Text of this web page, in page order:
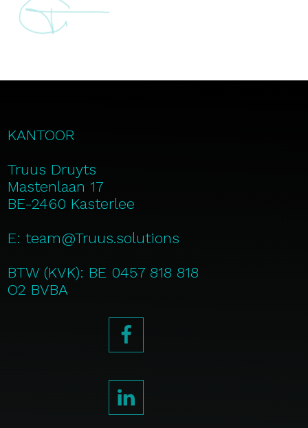
KANTOOR
Truus Druyts
Mastenlaan 17
BE-2460 Kasterlee
E: team@Truus.solutions
BTW (KVK): BE 0457 818 818
O2 BVBA